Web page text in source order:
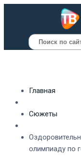
Поиск
Главная
Сюжеты
олимпиаду по